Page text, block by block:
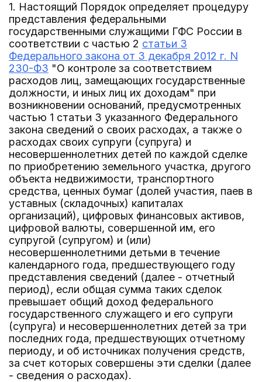
1. Настоящий Порядок определяет процедуру
представления федеральными
государственными служащими ГФС России в
соответствии с частью 2 статьи 3
Федерального закона от 3 декабря 2012 г. N
230-ФЗ "О контроле за соответствием
расходов лиц, замещающих государственные
должности, и иных лиц их доходам" при
возникновении оснований, предусмотренных
частью 1 статьи 3 указанного Федерального
закона сведений о своих расходах, а также о
расходах своих супруги (супруга) и
несовершеннолетних детей по каждой сделке
по приобретению земельного участка, другого
объекта недвижимости, транспортного
средства, ценных бумаг (долей участия, паев в
уставных (складочных) капиталах
организаций), цифровых финансовых активов,
цифровой валюты, совершенной им, его
супругой (супругом) и (или)
несовершеннолетними детьми в течение
календарного года, предшествующего году
представления сведений (далее - отчетный
период), если общая сумма таких сделок
превышает общий доход федерального
государственного служащего и его супруги
(супруга) и несовершеннолетних детей за три
последних года, предшествующих отчетному
периоду, и об источниках получения средств,
за счет которых совершены эти сделки (далее
- сведения о расходах).